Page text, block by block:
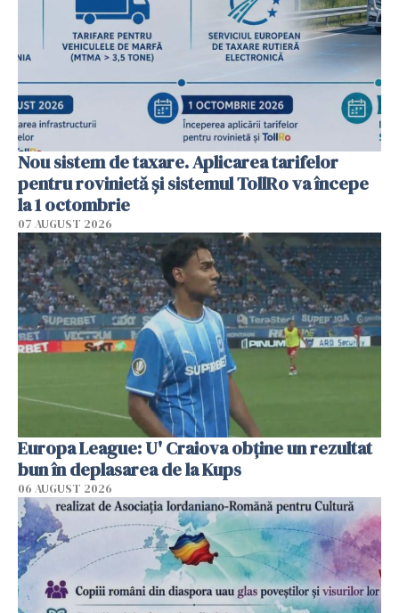
Nou sistem de taxare. Aplicarea tarifelor
pentru rovinietă şi sistemul TollRo va începe
la 1 octombrie
07 AUGUST 2026
Europa League: U' Craiova obține un rezultat
bun în deplasarea de la Kups
06 AUGUST 2026